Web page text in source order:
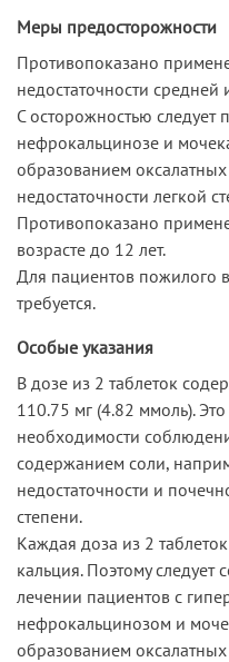
Меры предосторожности
Противопоказано
недостаточности средней
С осторожностью следует
нефрокальцинозе и
образованием
недостаточности легкой
Противопоказано
возрасте до 12 лет.
Для пациентов пожилого
требуется.
Особые указания
В дозе из 2 таблеток
110.75 мг (4.82 ммоль). Это
необходимости
содержанием соли,
недостаточности и
степени.
Каждая доза из 2
кальция. Поэтому следует
лечении пациентов с
нефрокальцинозом и
образованием